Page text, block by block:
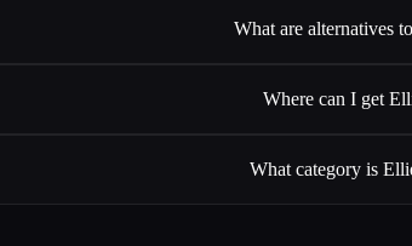
What are alternatives
Where can I get
What category is